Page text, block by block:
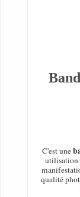
C'est une
utilisation
qualité